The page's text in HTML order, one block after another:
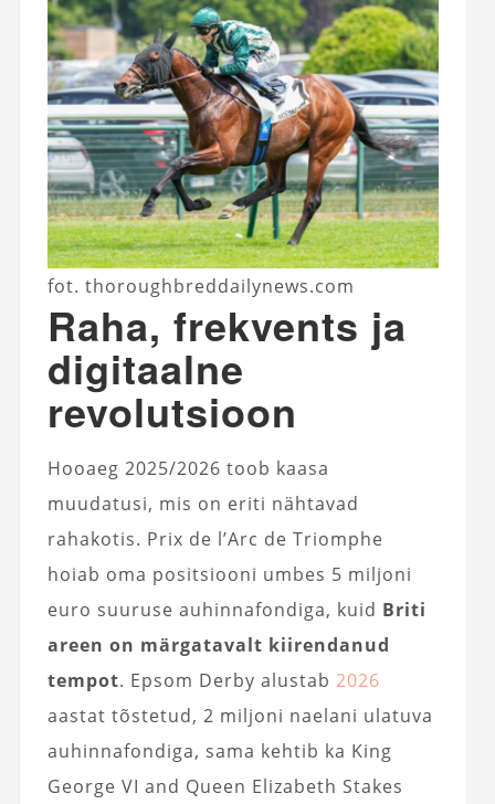
fot. thoroughbreddailynews.com
Raha, frekvents ja
digitaalne
revolutsioon
Hooaeg 2025/2026 toob kaasa
muudatusi, mis on eriti nähtavad
rahakotis. Prix de l’Arc de Triomphe
hoiab oma positsiooni umbes 5 miljoni
euro suuruse auhinnafondiga, kuid Briti
areen on märgatavalt kiirendanud
tempot. Epsom Derby alustab 2026
aastat tõstetud, 2 miljoni naelani ulatuva
auhinnafondiga, sama kehtib ka King
George VI and Queen Elizabeth Stakes